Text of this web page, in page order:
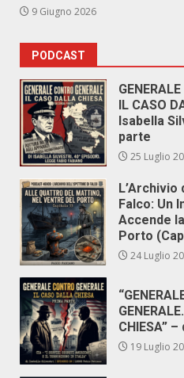
9 Giugno 2026
PODCAST
IL CASO
Isabella
parte
25 Luglio
L’Archivio
Falco: Un
Accende
Porto
24 Luglio
CHIESA”
19 Luglio